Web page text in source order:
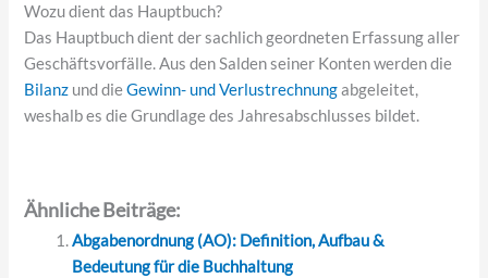
Wozu dient das Hauptbuch?
Das Hauptbuch dient der sachlich geordneten Erfassung aller
Geschäftsvorfälle. Aus den Salden seiner Konten werden die
Bilanz und dieGewinn- und Verlustrechnungabgeleitet,
weshalb es die Grundlage des Jahresabschlusses bildet.
Ähnliche Beiträge:
Abgabenordnung (AO): Definition, Aufbau &
Bedeutung für die Buchhaltung